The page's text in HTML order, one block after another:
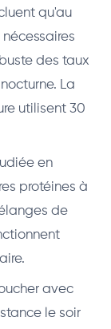
qu'au
des taux
La
utilisent 30
en
protéines à
de
avec
le soir